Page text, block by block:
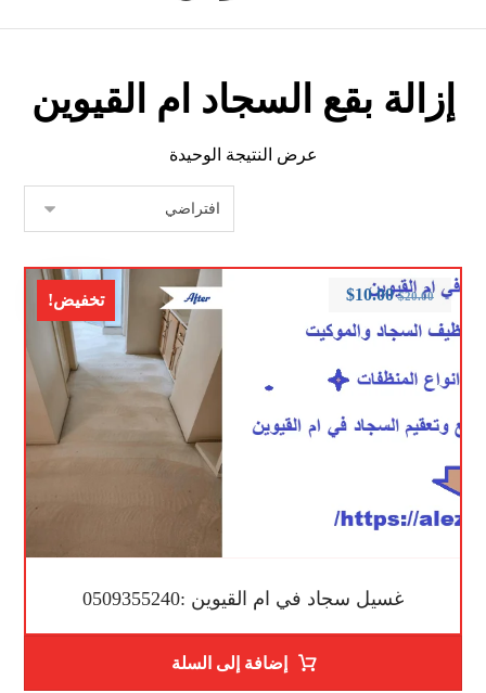
إزالة بقع السجاد ام القيوين
عرض النتيجة الوحيدة
تخفيض!
غسيل سجاد في ام القيوين :0509355240
$20.00
$10.00
إضافة إلى السلة